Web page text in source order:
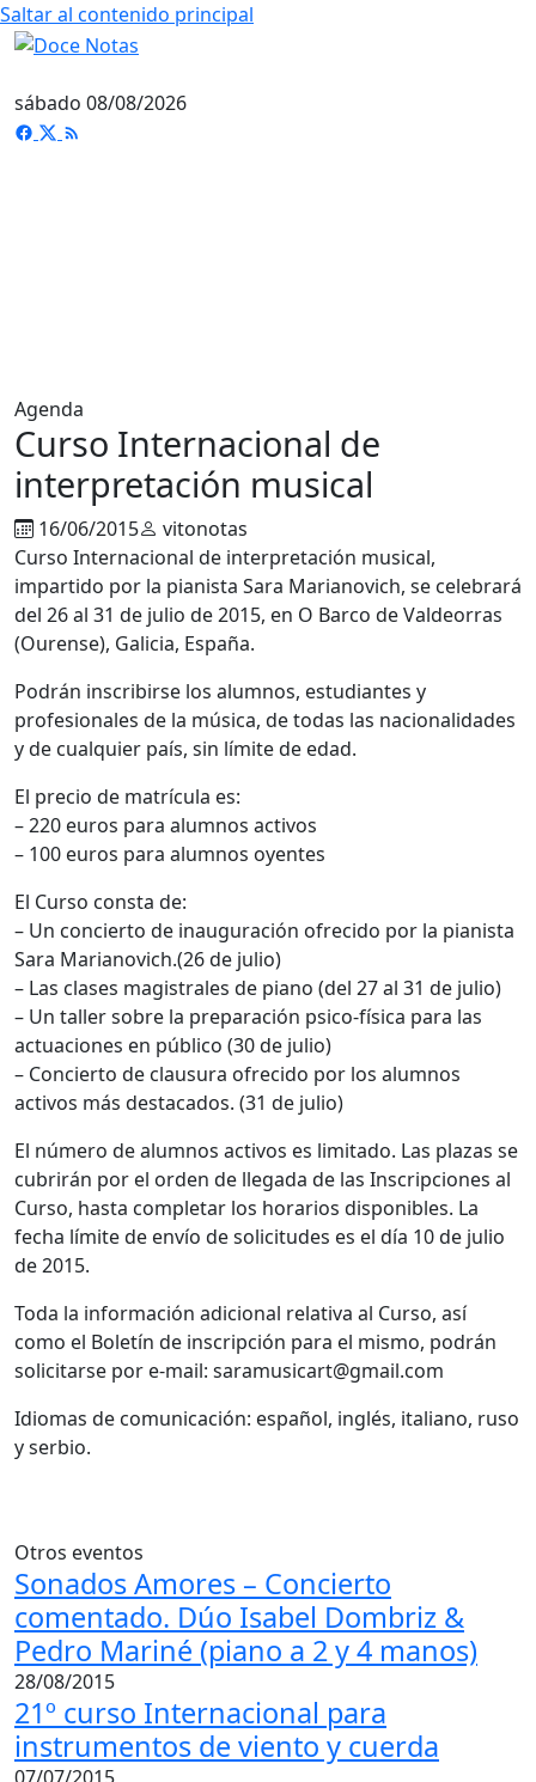
Saltar al contenido principal
sábado 08/08/2026
Agenda
Curso Internacional de
interpretación musical
16/06/2015
vitonotas
Curso Internacional de interpretación musical,
impartido por la pianista Sara Marianovich, se celebrará
del 26 al 31 de julio de 2015, en O Barco de Valdeorras
(Ourense), Galicia, España.
Podrán inscribirse los alumnos, estudiantes y
profesionales de la música, de todas las nacionalidades
y de cualquier país, sin límite de edad.
El precio de matrícula es:
– 220 euros para alumnos activos
– 100 euros para alumnos oyentes
El Curso consta de:
– Un concierto de inauguración ofrecido por la pianista
Sara Marianovich.(26 de julio)
– Las clases magistrales de piano (del 27 al 31 de julio)
– Un taller sobre la preparación psico-física para las
actuaciones en público (30 de julio)
– Concierto de clausura ofrecido por los alumnos
activos más destacados. (31 de julio)
El número de alumnos activos es limitado. Las plazas se
cubrirán por el orden de llegada de las Inscripciones al
Curso, hasta completar los horarios disponibles. La
fecha límite de envío de solicitudes es el día 10 de julio
de 2015.
Toda la información adicional relativa al Curso, así
como el Boletín de inscripción para el mismo, podrán
solicitarse por e-mail: saramusicart@gmail.com
Idiomas de comunicación: español, inglés, italiano, ruso
y serbio.
Otros eventos
Sonados Amores – Concierto
comentado. Dúo Isabel Dombriz &
Pedro Mariné (piano a 2 y 4 manos)
28/08/2015
21º curso Internacional para
instrumentos de viento y cuerda